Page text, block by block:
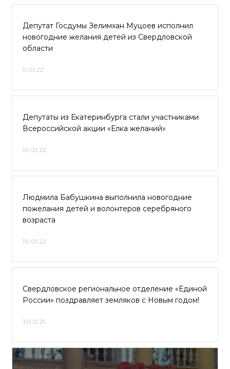
Депутат Госдумы Зелимхан Муцоев исполнил
новогодние желания детей из Свердловской
области
11.01.22
Депутаты из Екатеринбурга стали участниками
Всероссийской акции «Елка желаний»
10.01.22
Людмила Бабушкина выполнила новогодние
пожелания детей и волонтеров серебряного
возраста
10.01.22
Свердловское региональное отделение «Единой
России» поздравляет земляков с Новым годом!
30.12.21